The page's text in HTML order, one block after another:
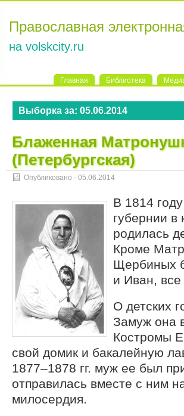
Православная
на volskcity.ru
Главная Библиотека
Выборка за: 05.06.2014
Блаженная
(Петербургская)
Опубликовано - 05.06.2014
В 1814
губернии
родилась
Кроме
Щербиных
и Иван,
О детских
Замуж она
Костромы
свой домик и бакалейную
1877–1878 гг. муж ее был
отправилась вместе с ним
милосердия.